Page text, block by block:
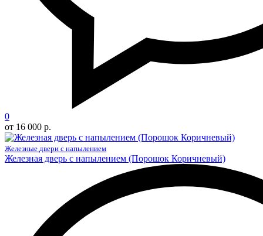
0
от 16 000 р.
Железные двери с напылением
Железная дверь с напылением (Порошок Коричневый)